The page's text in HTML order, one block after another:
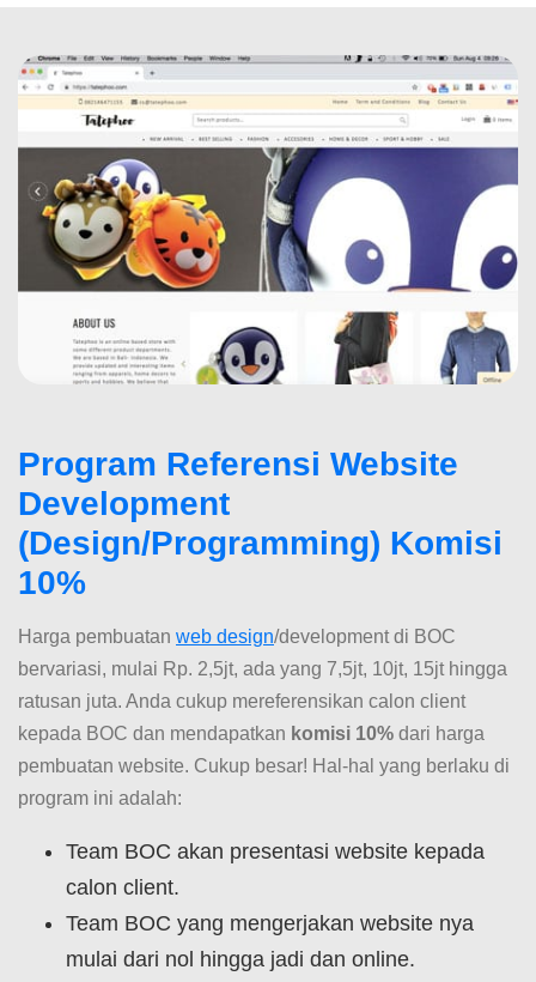
Program Referensi Website
Development
(Design/Programming) Komisi
10%
Harga pembuatan web design/development di BOC
bervariasi, mulai Rp. 2,5jt, ada yang 7,5jt, 10jt, 15jt hingga
ratusan juta. Anda cukup mereferensikan calon client
kepada BOC dan mendapatkan komisi 10% dari harga
pembuatan website. Cukup besar! Hal-hal yang berlaku di
program ini adalah:
Team BOC akan presentasi website kepada
calon client.
Team BOC yang mengerjakan website nya
mulai dari nol hingga jadi dan online.